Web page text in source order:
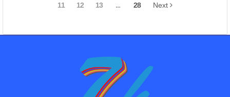
11 12 13 ... 28 Next